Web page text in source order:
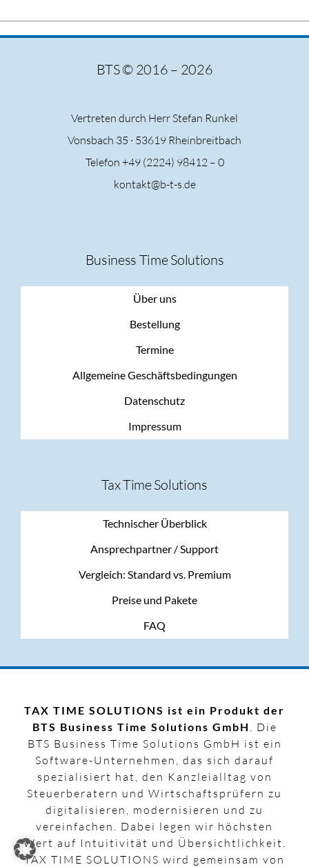
BTS © 2016 – 2026
Vertreten durch Herr Stefan Runkel
Vonsbach 35 · 53619 Rheinbreitbach
Telefon +49 (2224) 98412 – 0
kontakt@b-t-s.de
Business Time Solutions
Über uns
Bestellung
Termine
Allgemeine Geschäftsbedingungen
Datenschutz
Impressum
Tax Time Solutions
Technischer Überblick
Ansprechpartner / Support
Vergleich: Standard vs. Premium
Preise und Pakete
FAQ
TAX TIME SOLUTIONS ist ein Produkt der
BTS Business Time Solutions GmbH
. Die
BTS Business Time Solutions GmbH ist ein
Software-Unternehmen, das sich darauf
spezialisiert hat, den Kanzleialltag von
Steuerberatern und Wirtschaftsprüfern zu
digitalisieren, modernisieren und zu
vereinfachen. Dabei legen wir höchsten
Wert auf Intuitivität und Übersichtlichkeit.
TAX TIME SOLUTIONS wird gemeinsam von